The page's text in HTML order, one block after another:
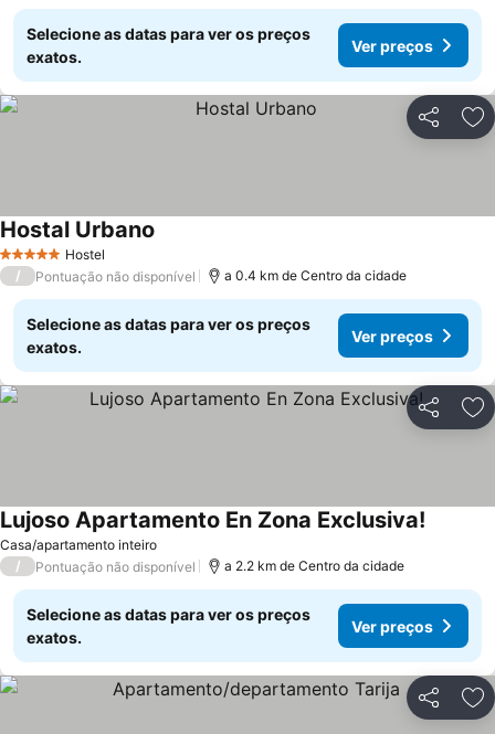
Selecione as datas para ver os preços
exatos.
Ver preços
Partilhar
5 Estrelas Hostel
Hostal Urbano
/ Pontuação não disponível a 0.4 km de Centro da cidade
Selecione as datas para ver os preços
exatos.
Ver preços
Partilhar
Casa/apartamento inteiro
Lujoso Apartamento En Zona Exclusiva!
/ Pontuação não disponível a 2.2 km de Centro da cidade
Selecione as datas para ver os preços
exatos.
Ver preços
Partilhar